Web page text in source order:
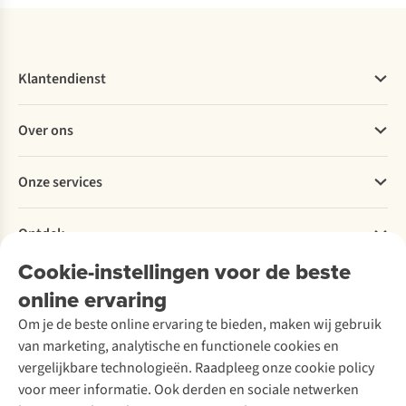
Cookie-instellingen voor de beste
online ervaring
Om je de beste online ervaring te bieden, maken wij gebruik
van marketing, analytische en functionele cookies en
vergelijkbare technologieën. Raadpleeg onze cookie policy
voor meer informatie. Ook derden en sociale netwerken
Klantendienst
Bestellen
Betalen
Levering
Retourneren
Bestelling herroepen
Garantie
Contact
Over ons
Explore More
Verantwoord ondernemen
Over Ayacucho
Onze winkels
Over A.S.Adventure
Toegankelijkheidsverklaring
Onze services
Ski-onderhoud
Wasservice
Schoenonderhoud
Schoenherstelling
Kledingherstelling
Retouches
Voor bedrijven
Ontdek
A.S.Magazine
Podcast
Explore Academy
Explore Camp
Gear Check
Inspiratie & advies
Meld je aan voor de nieuwsbrief